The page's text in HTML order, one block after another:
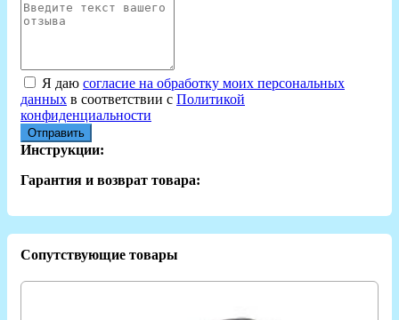
Я даю согласие на обработку моих персональных
данных в соответствии с Политикой
конфиденциальности
Отправить
Инструкции:
Гарантия и возврат товара:
Сопутствующие товары